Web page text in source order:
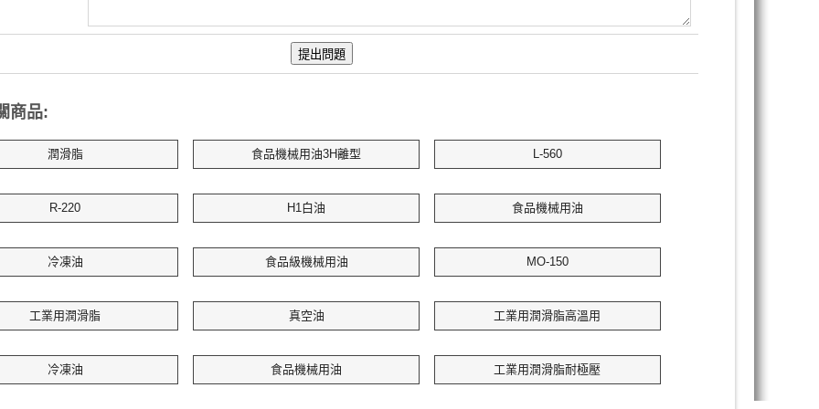
商品:
潤滑脂 食品機械用油3H離型 L-560
R-220 H1白油 食品機械用油
冷凍油 食品級機械用油 MO-150
工業用潤滑脂 真空油 工業用潤滑脂高溫用
冷凍油 食品機械用油 工業用潤滑脂耐極壓